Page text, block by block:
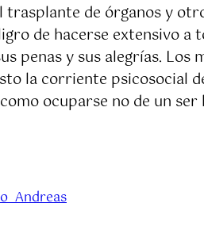
de órganos y
de hacerse extensivo a
penas y sus alegrías. Los
la corriente psicosocial
ocuparse no de un ser